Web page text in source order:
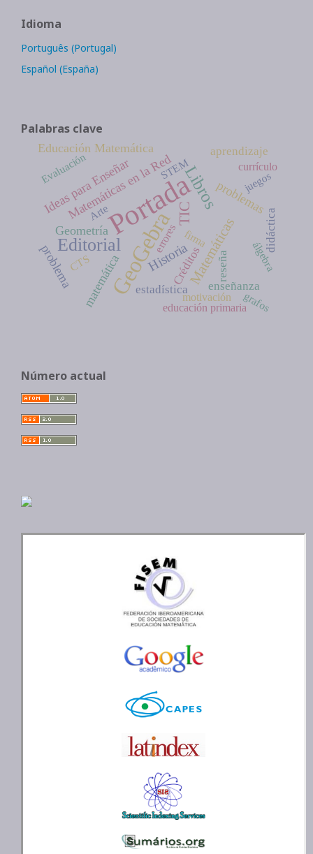
Idioma
Português (Portugal)
Español (España)
Palabras clave
Portada
GeoGebra
Editorial
Libros
TIC
Matemáticas
Historia
matemática
Matemáticas en la Red
Educación Matemática
problema
Geometría
Ideas para Enseñar problemas
estadística
reseña
Créditos
aprendizaje
didáctica
enseñanza
educación primaria
motivación
STEM
álgebra
errores firma
Arte
Evaluación currículo
CTS
juegos
grafos
Número actual